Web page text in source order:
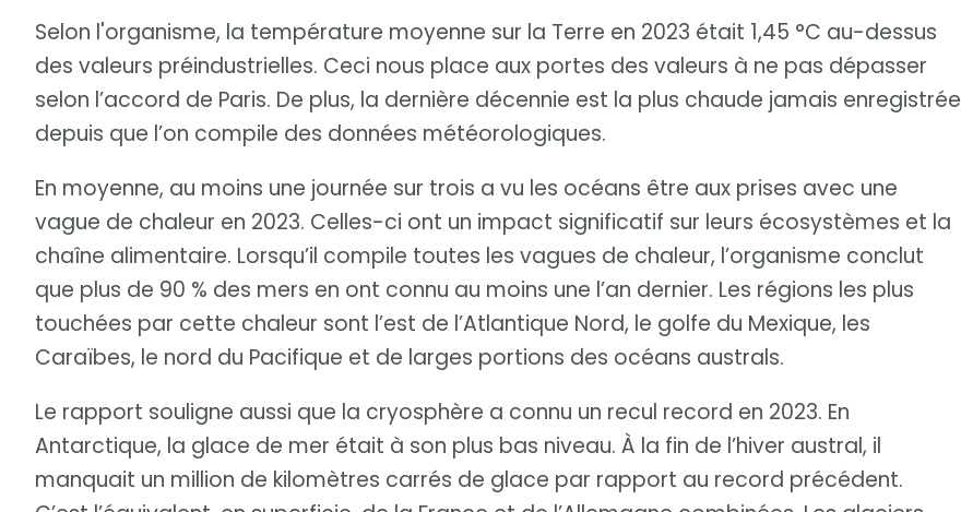
Selon l'organisme, la température moyenne sur la Terre en 2023 était 1,45 °C au-dessus
des valeurs préindustrielles. Ceci nous place aux portes des valeurs à ne pas dépasser
selon l’accord de Paris. De plus, la dernière décennie est la plus chaude jamais enregistrée
depuis que l’on compile des données météorologiques.
En moyenne, au moins une journée sur trois a vu les océans être aux prises avec une
vague de chaleur en 2023. Celles-ci ont un impact significatif sur leurs écosystèmes et la
chaîne alimentaire. Lorsqu’il compile toutes les vagues de chaleur, l’organisme conclut
que plus de 90 % des mers en ont connu au moins une l’an dernier. Les régions les plus
touchées par cette chaleur sont l’est de l’Atlantique Nord, le golfe du Mexique, les
Caraïbes, le nord du Pacifique et de larges portions des océans australs.
Le rapport souligne aussi que la cryosphère a connu un recul record en 2023. En
Antarctique, la glace de mer était à son plus bas niveau. À la fin de l’hiver austral, il
manquait un million de kilomètres carrés de glace par rapport au record précédent.